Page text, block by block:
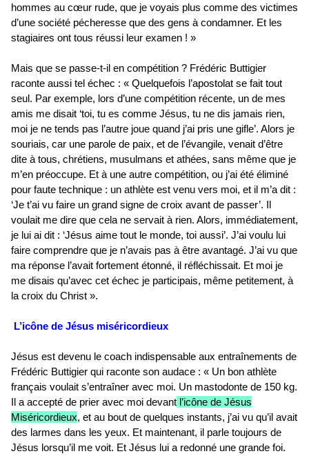
hommes au cœur rude, que je voyais plus comme des victimes
d’une société pécheresse que des gens à condamner. Et les
stagiaires ont tous réussi leur examen ! »
Mais que se passe-t-il en compétition ? Frédéric Buttigier
raconte aussi tel échec : « Quelquefois l’apostolat se fait tout
seul. Par exemple, lors d’une compétition récente, un de mes
amis me disait ‘toi, tu es comme Jésus, tu ne dis jamais rien,
moi je ne tends pas l’autre joue quand j’ai pris une gifle’. Alors je
souriais, car une parole de paix, et de l’évangile, venait d’être
dite à tous, chrétiens, musulmans et athées, sans même que je
m’en préoccupe. Et à une autre compétition, ou j’ai été éliminé
pour faute technique : un athlète est venu vers moi, et il m’a dit :
‘Je t’ai vu faire un grand signe de croix avant de passer’. Il
voulait me dire que cela ne servait à rien. Alors, immédiatement,
je lui ai dit : ‘Jésus aime tout le monde, toi aussi’. J’ai voulu lui
faire comprendre que je n’avais pas à être avantagé. J’ai vu que
ma réponse l’avait fortement étonné, il réfléchissait. Et moi je
me disais qu’avec cet échec je participais, même petitement, à
la croix du Christ ».
L’icône de Jésus miséricordieux
Jésus est devenu le coach indispensable aux entraînements de
Frédéric Buttigier qui raconte son audace : « Un bon athlète
français voulait s’entraîner avec moi. Un mastodonte de 150 kg.
Il a accepté de prier avec moi devant l’icône de Jésus
Miséricordieux, et au bout de quelques instants, j’ai vu qu’il avait
des larmes dans les yeux. Et maintenant, il parle toujours de
Jésus lorsqu’il me voit. Et Jésus lui a redonné une grande foi.